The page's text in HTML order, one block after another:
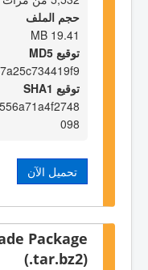
حجم الملف
19.41 MB
توقيع MD5
توقيع SHA1
098
تحميل الآن
Package
(.tar.bz2)